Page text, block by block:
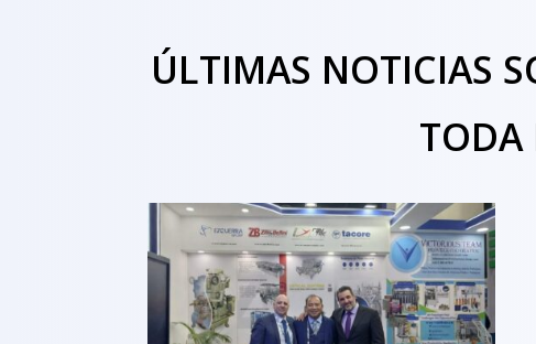
ÚLTIMAS NOTICIAS
TODA